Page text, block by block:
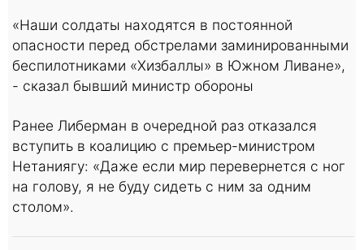
«Наши солдаты находятся в постоянной
опасности перед обстрелами заминированными
беспилотниками «Хизбаллы» в Южном Ливане»,
- сказал бывший министр обороны
Ранее Либерман в очередной раз отказался
вступить в коалицию с премьер-министром
Нетаниягу: «Даже если мир перевернется с ног
на голову, я не буду сидеть с ним за одним
столом».